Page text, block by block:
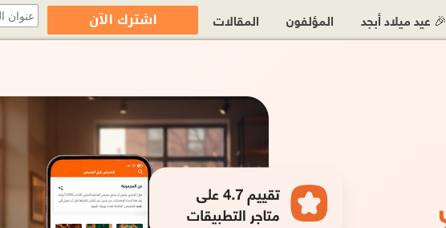
🎉 عيد ميلاد أبجد المؤلفون المقالات اشترك الآن